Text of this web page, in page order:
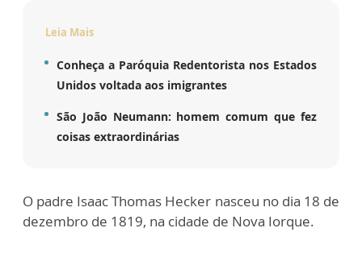
Leia Mais
Conheça a Paróquia Redentorista nos Estados
Unidos voltada aos imigrantes
São João Neumann: homem comum que fez
coisas extraordinárias
O padre Isaac Thomas Hecker nasceu no dia 18 de
dezembro de 1819, na cidade de Nova Iorque.